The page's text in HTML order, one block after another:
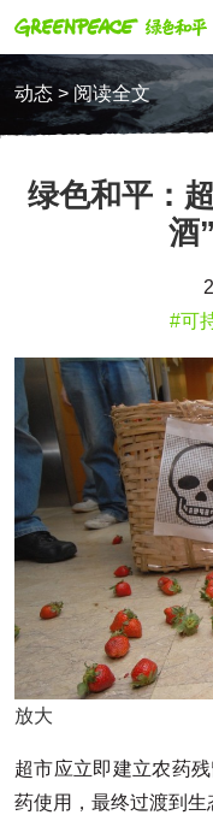
动态 > 阅读全文
绿色和平：
酒
#可
放大
超市应立即建立农药
药使用，最终过渡到生